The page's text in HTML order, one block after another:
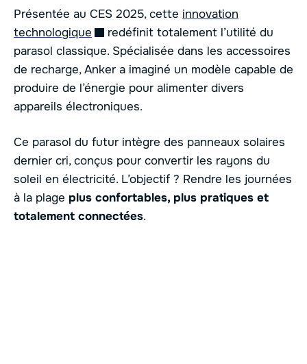
Présentée au CES 2025, cette innovation
technologique
redéfinit totalement l’utilité du
parasol classique. Spécialisée dans les accessoires
de recharge, Anker a imaginé un modèle capable de
produire de l’énergie pour alimenter divers
appareils électroniques.
Ce parasol du futur intègre des panneaux solaires
dernier cri, conçus pour convertir les rayons du
soleil en électricité. L’objectif ? Rendre les journées
à la plage plus confortables, plus pratiques et
totalement connectées.